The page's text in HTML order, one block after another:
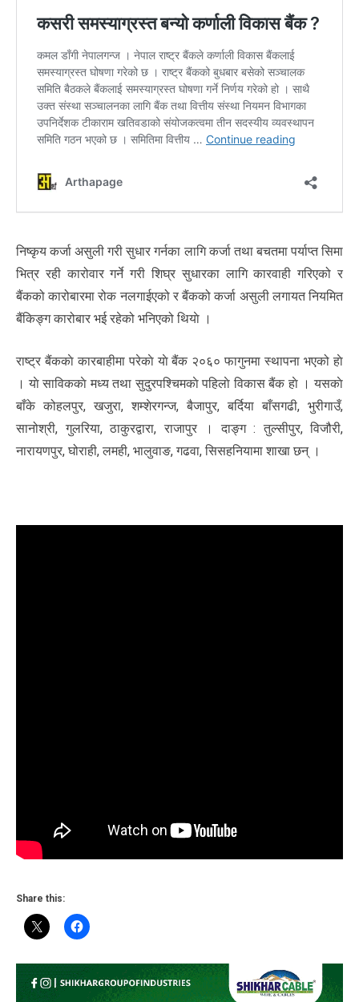
निष्कृय कर्जा असुली गरी सुधार गर्नका लागि कर्जा तथा बचतमा पर्याप्त सिमा
भित्र रही कारोवार गर्ने गरी शिघ्र सुधारका लागि कारवाही गरिएको र
बैंकको कारोबारमा रोक नलगाईएको र बैंकको कर्जा असुली लगायत नियमित
बैंकिङ्ग कारोबार भई रहेको भनिएको थियाे ।
राष्ट्र बैंककाे कारबाहीमा परेकाे याे बैंक २०६० फागुनमा स्थापना भएको हाे
। याे साविककाे मध्य तथा सुदुरपश्चिमकाे पहिलाे विकास बैंक हाे । यसकाे
बाँके कोहलपुर, खजुरा, शम्शेरगन्ज, बैजापुर, बर्दिया बाँसगढी, भुरीगाउँ,
सानोश्री, गुलरिया, ठाकुरद्वारा, राजापुर । दाङ्ग : तुल्सीपुर, विजौरी,
नारायणपुर, घोराही, लमही, भालुवाङ, गढवा, सिसहनियामा शाखा छन् ।
Share this: